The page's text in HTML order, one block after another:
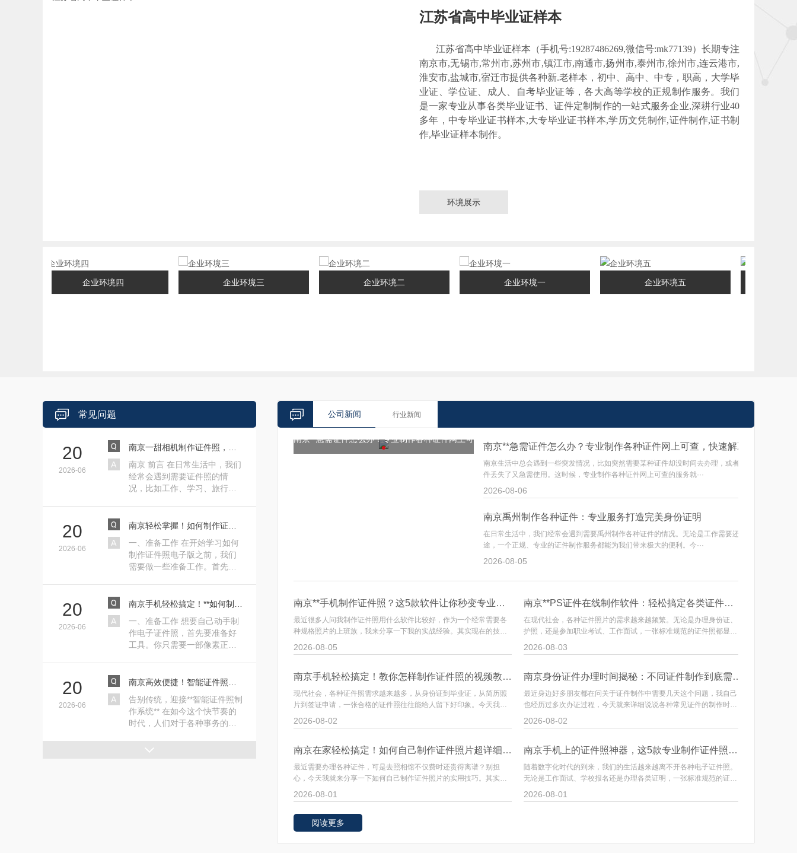
江苏省高中毕业证样本
江苏省高中毕业证样本（手机号:19287486269,微信号:mk77139）长期专注
南京市,无锡市,常州市,苏州市,镇江市,南通市,扬州市,泰州市,徐州市,连云港市,
淮安市,盐城市,宿迁市提供各种新.老样本，初中、高中、中专，职高，大学毕
业证、学位证、成人、自考毕业证等，各大高等学校的正规制作服务。我们
是一家专业从事各类毕业证书、证件定制制作的一站式服务企业,深耕行业40
多年，中专毕业证书样本,大专毕业证书样本,学历文凭制作,证件制作,证书制
作,毕业证样本制作。
环境展示
企业环境四 企业环境三 企业环境二 企业环境一 企业环境五
常见问题
20
2026-06
南京 前言 在日常生活中，我们
经常会遇到需要证件照的情
况，比如工作、学习、旅行等
20
2026-06
一、准备工作 在开始学习如何
制作证件照电子版之前，我们
需要做一些准备工作。首先，
20
2026-06
一、准备工作 想要自己动手制
作电子证件照，首先要准备好
工具。你只需要一部像素正常
20
2026-06
告别传统，迎接**智能证件照制
作系统** 在如今这个快节奏的
时代，人们对于各种事务的处
公司新闻 行业新闻
办？专业制作各种证件网上可
解决您的燃眉之急**
南京**急需证件怎么办？专业制作各种证件网上可
查，快速解决您的燃眉之急**
南京**急需证件怎么办？专业制作各种证件网上可
南京生活中总会遇到一些突发情况，比如突然需要某种证件却没时间去办理，或者原有的证
件丢失了又急需使用。这时候，专业制作各种证件网上可查的服务就···
2026-08-06
南京禹州制作各种证件：专业服务打造完美身份证明
在日常生活中，我们经常会遇到需要禹州制作各种证件的情况。无论是工作需要还是个人用
途，一个正规、专业的证件制作服务都能为我们带来极大的便利。今···
2026-08-05
南京**手机制作证件照？这5款软件让你秒变专业摄影师！**
最近很多人问我制作证件照用什么软件比较好，作为一个经常需要各
种规格照片的上班族，我来分享一下我的实战经验。其实现在的技术
···
2026-08-05
南京**PS证件在线制作软件：轻松搞定各类证件照，省时又省心！**
在现代社会，各种证件照片的需求越来越频繁。无论是办理身份证、
护照，还是参加职业考试、工作面试，一张标准规范的证件照都显得
···
2026-08-03
南京手机轻松搞定！教你怎样制作证件照的视频教程全攻略
现代社会，各种证件照需求越来越多，从身份证到毕业证，从简历照
片到签证申请，一张合格的证件照往往能给人留下好印象。今天我就
···
2026-08-02
南京身份证件办理时间揭秘：不同证件制作到底需要几天？
最近身边好多朋友都在问关于证件制作中需要几天这个问题，我自己
也经历过多次办证过程，今天就来详细说说各种常见证件的制作时长
···
2026-08-02
南京在家轻松搞定！如何自己制作证件照片超详细教程
最近需要办理各种证件，可是去照相馆不仅费时还贵得离谱？别担
心，今天我就来分享一下如何自己制作证件照片的实用技巧。其实只
要···
2026-08-01
南京手机上的证件照神器，这5款专业制作证件照软件超好用！
随着数字化时代的到来，我们的生活越来越离不开各种电子证件照。
无论是工作面试、学校报名还是办理各类证明，一张标准规范的证件
···
2026-08-01
阅读更多
南京证件制作软件免费推荐：轻松DIY各类证件，
小白也能快速上手 小白也能快速上手